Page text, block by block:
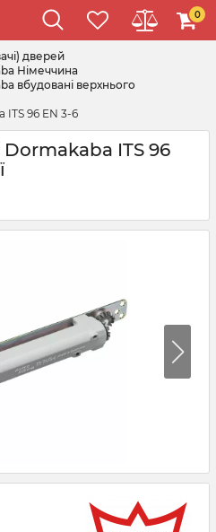
0
дверей
Німеччина
вбудовані верхнього
96 EN 3-6
ITS 96